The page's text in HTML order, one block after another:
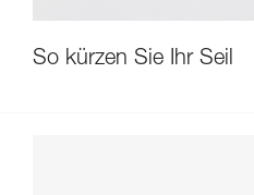
So kürzen Sie Ihr Seil